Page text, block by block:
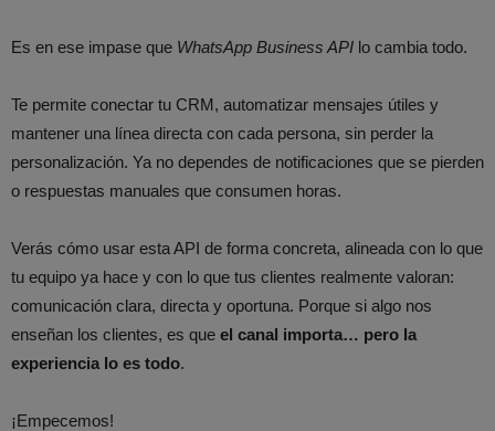
Es en ese impase que WhatsApp Business API lo cambia todo.
Te permite conectar tu CRM, automatizar mensajes útiles y
mantener una línea directa con cada persona, sin perder la
personalización. Ya no dependes de notificaciones que se pierden
o respuestas manuales que consumen horas.
Verás cómo usar esta API de forma concreta, alineada con lo que
tu equipo ya hace y con lo que tus clientes realmente valoran:
comunicación clara, directa y oportuna. Porque si algo nos
enseñan los clientes, es que el canal importa… pero la
experiencia lo es todo.
¡Empecemos!